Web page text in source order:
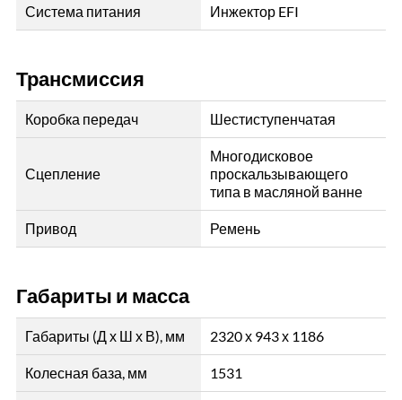
Система питания Инжектор EFI
Трансмиссия
Коробка передач Шестиступенчатая
Сцепление
Многодисковое
проскальзывающего
типа в масляной ванне
Привод Ремень
Габариты и масса
Габариты (Д х Ш х В), мм 2320 х 943 х 1186
Колесная база, мм 1531